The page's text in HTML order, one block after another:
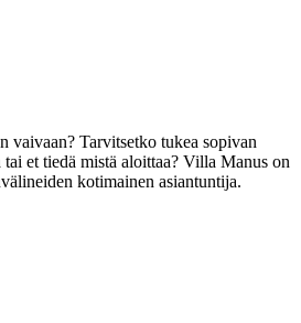
vaivaan? Tarvitsetko tukea sopivan
tai et tiedä mistä aloittaa? Villa Manus on
kotimainen asiantuntija.